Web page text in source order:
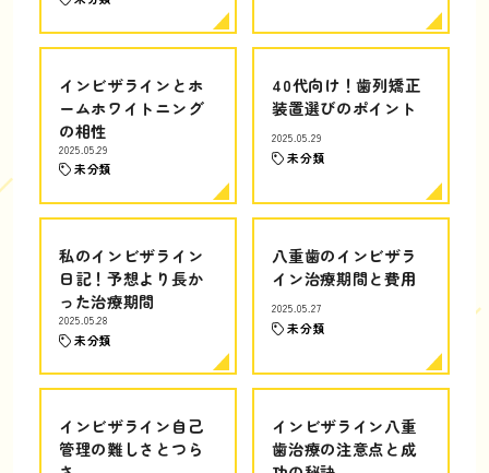
インビザラインとホ
ームホワイトニング
の相性
2025.05.29
未分類
40代向け！歯列矯正
装置選びのポイント
2025.05.29
未分類
私のインビザライン
日記！予想より長か
った治療期間
2025.05.28
未分類
八重歯のインビザラ
イン治療期間と費用
2025.05.27
未分類
インビザライン自己
管理の難しさとつら
インビザライン八重
歯治療の注意点と成